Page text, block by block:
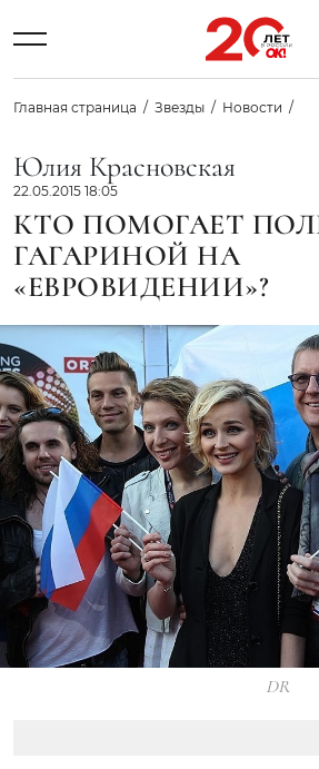
Главная страница Звезды Новости
Юлия Красновская
22.05.2015 18:05
КТО ПОМОГАЕТ
ГАГАРИНОЙ НА
«ЕВРОВИДЕНИИ»?
DR